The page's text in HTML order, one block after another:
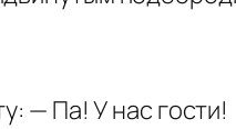
— Па! У нас гости!